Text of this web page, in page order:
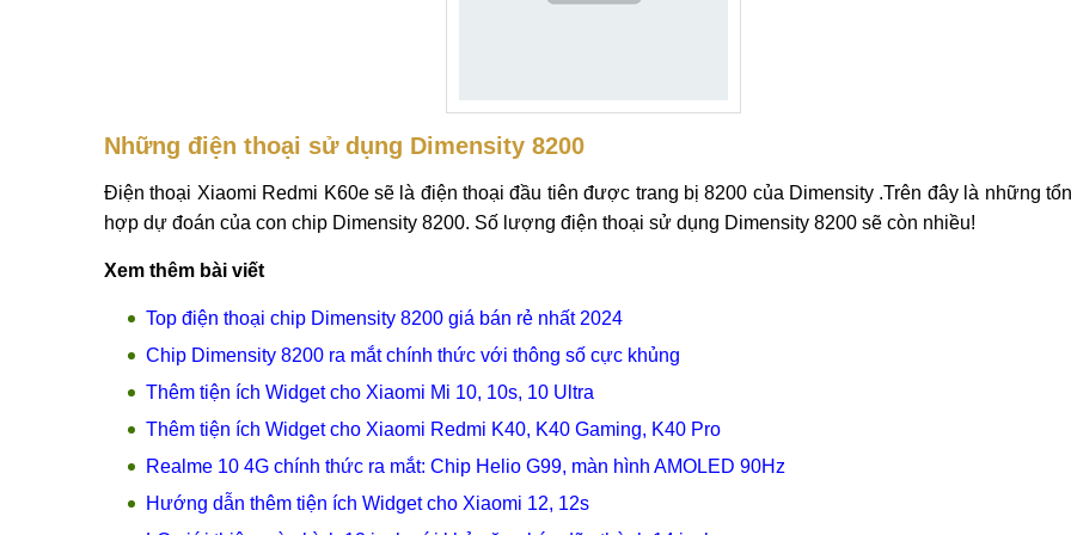
Những điện thoại sử dụng Dimensity 8200
Điện thoại Xiaomi Redmi K60e sẽ là điện thoại đầu tiên được trang bị 8200 của Dimensity .Trên đây là những
hợp dự đoán của con chip Dimensity 8200. Số lượng điện thoại sử dụng Dimensity 8200 sẽ còn nhiều!
Xem thêm bài viết
Top điện thoại chip Dimensity 8200 giá bán rẻ nhất 2024
Chip Dimensity 8200 ra mắt chính thức với thông số cực khủng
Thêm tiện ích Widget cho Xiaomi Mi 10, 10s, 10 Ultra
Thêm tiện ích Widget cho Xiaomi Redmi K40, K40 Gaming, K40 Pro
Realme 10 4G chính thức ra mắt: Chip Helio G99, màn hình AMOLED 90Hz
Hướng dẫn thêm tiện ích Widget cho Xiaomi 12, 12s